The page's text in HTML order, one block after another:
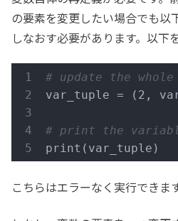
の要素を変更したい場合でも以
しなおす必要があります。以下
# update the
var_tuple = (2,
# print the
print(var_tuple)
こちらはエラーなく実行できます